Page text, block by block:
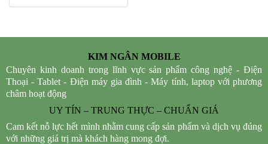
KIM NGÂN MOBILE
Chuyên kinh doanh trong lĩnh vực sản phẩm công nghệ - Điện
Thoại - Tablet - Điện máy gia đình - Máy tính, laptop với phương
châm hoạt động
UY TÍN – TRUNG THỰC – CHUẨN GIÁ
Cam kết nỗ lực hết mình nhằm cung cấp sản phẩm và dịch vụ đúng
với những giá trị mà khách hàng mong đợi.